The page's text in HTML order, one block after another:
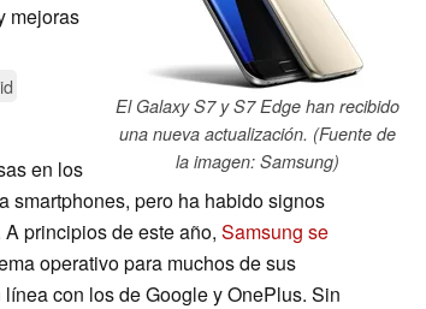
El Galaxy S7 y S7 Edge han recibido
una nueva actualización. (Fuente de
la imagen: Samsung)
mejoras
en los
smartphones, pero ha habido signos
principios de este año, Samsung se
operativo para muchos de sus
con los de Google y OnePlus. Sin